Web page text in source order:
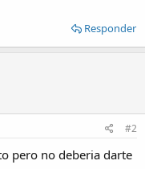
Responder
#2
pero no deberia darte